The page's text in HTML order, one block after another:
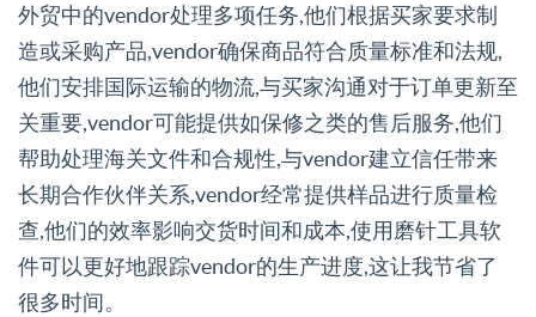
外贸中的vendor处理多项任务,他们根据买家要求制
造或采购产品,vendor确保商品符合质量标准和法规,
他们安排国际运输的物流,与买家沟通对于订单更新至
关重要,vendor可能提供如保修之类的售后服务,他们
帮助处理海关文件和合规性,与vendor建立信任带来
长期合作伙伴关系,vendor经常提供样品进行质量检
查,他们的效率影响交货时间和成本,使用磨针工具软
件可以更好地跟踪vendor的生产进度,这让我节省了
很多时间。